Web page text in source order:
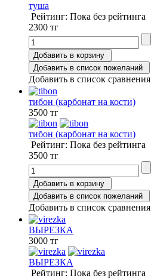
туша
Рейтинг: Пока без рейтинга
2300 тг
Добавить в корзину
Добавить в список пожеланий
Добавить в список сравнения
тибон (карбонат на кости)
3500 тг
тибон (карбонат на кости)
Рейтинг: Пока без рейтинга
3500 тг
Добавить в корзину
Добавить в список пожеланий
Добавить в список сравнения
ВЫРЕЗКА
3000 тг
ВЫРЕЗКА
Рейтинг: Пока без рейтинга